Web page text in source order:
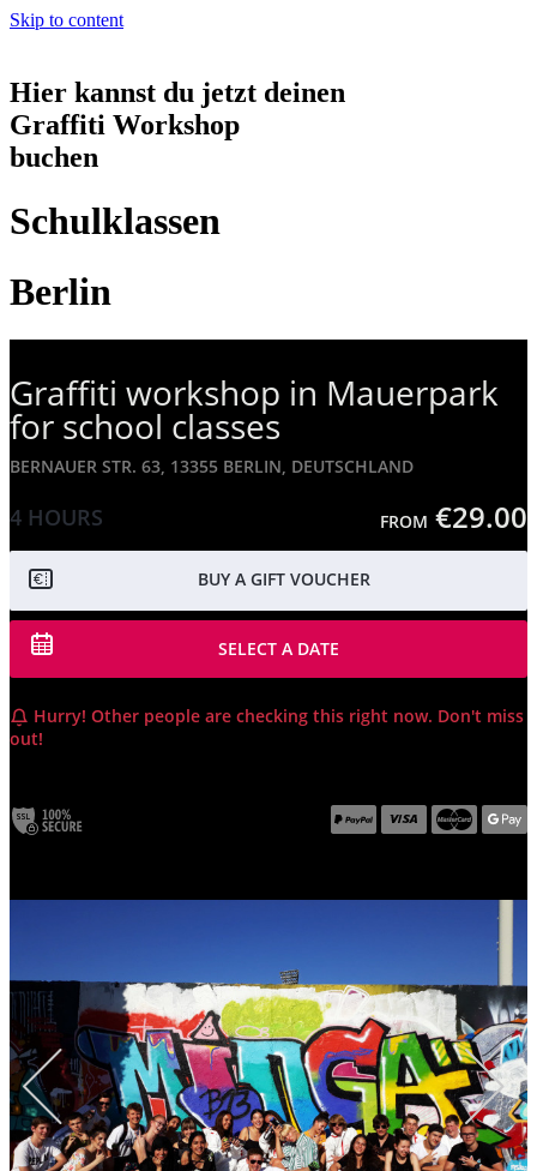
Skip to content
Hier kannst du jetzt deinen
Graffiti Workshop
buchen
Schulklassen
Berlin
Graffiti workshop in Mauerpark
for school classes
BERNAUER STR. 63, 13355 BERLIN, DEUTSCHLAND
FROM €29.00
4 HOURS
BUY A GIFT VOUCHER
SELECT A DATE
Hurry! Other people are checking this right now. Don't miss
out!